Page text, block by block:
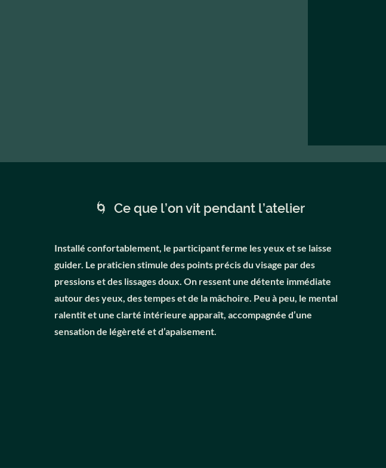
🌀 Ce que l’on vit pendant l’atelier
Installé confortablement, le participant ferme les yeux et se laisse
guider. Le praticien stimule des points précis du visage par des
pressions et des lissages doux. On ressent une détente immédiate
autour des yeux, des tempes et de la mâchoire. Peu à peu, le mental
ralentit et une clarté intérieure apparaît, accompagnée d’une
sensation de légèreté et d’apaisement.